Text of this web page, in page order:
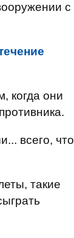
с
когда они
всего, что
такие